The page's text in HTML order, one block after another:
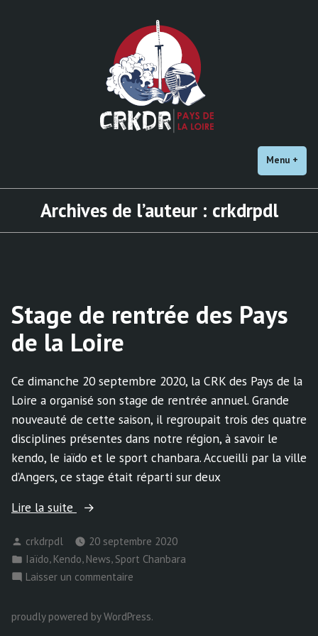
Menu +
Archives de l’auteur : crkdrpdl
Stage de rentrée des Pays
de la Loire
Ce dimanche 20 septembre 2020, la CRK des Pays de la
Loire a organisé son stage de rentrée annuel. Grande
nouveauté de cette saison, il regroupait trois des quatre
disciplines présentes dans notre région, à savoir le
kendo, le iaïdo et le sport chanbara. Accueilli par la ville
d’Angers, ce stage était réparti sur deux
Lire la suite
« Stage
rentrée
des
Pays
la
Publié
par
crkdrpdl
20 septembre 2020
Publié
dans
Iaïdo, Kendo, News, Sport Chanbara
Laisser un commentaire
proudly powered by WordPress.